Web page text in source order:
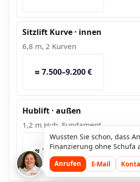
Sitzlift Kurve · innen
6,8 m, 2 Kurven
≈ 7.500–9.200 €
Hublift · außen
1,2 m Hub, Fundament
≈ 10.800–13.500 €
Wussten Sie schon, dass
Finanzierung ohne Schufa
Anrufen E-Mail